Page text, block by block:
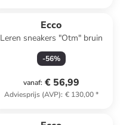
Ecco
Leren sneakers "Otm" bruin
-56%
vanaf: € 56,99
Adviesprijs (AVP): € 130,00*